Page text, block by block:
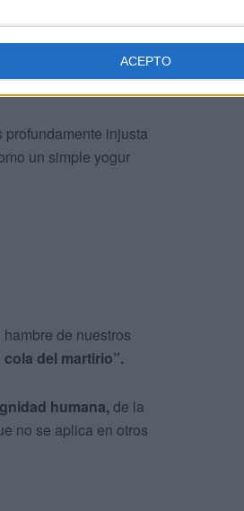
ACEPTO
frontera hacia
poder acceder al paso
y sin ningún tipo
de la entidad.
injusta
un simple yogur
de nuestros
del martirio”.
humana, de la
no se aplica en otros